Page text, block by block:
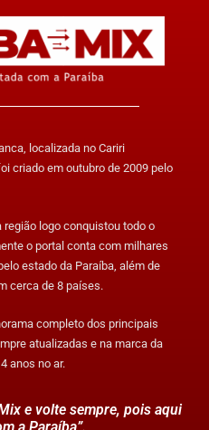
localizada no Cariri
criado em outubro de 2009 pelo
logo conquistou todo o
o portal conta com milhares
estado da Paraíba, além de
cerca de 8 países.
completo dos principais
atualizadas e na marca da
anos no ar.
e volte sempre, pois aqui